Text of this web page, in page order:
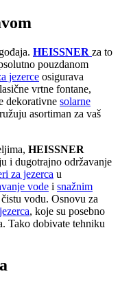
HEISSNER za to
pouzdanom
jezerce osigurava
vrtne fontane,
dekorativne solarne
asortiman za vaš
HEISSNER
i dugotrajno održavanje
za jezerca u
vode i snažnim
vodu. Osnovu za
, koje su posebno
Tako dobivate tehniku